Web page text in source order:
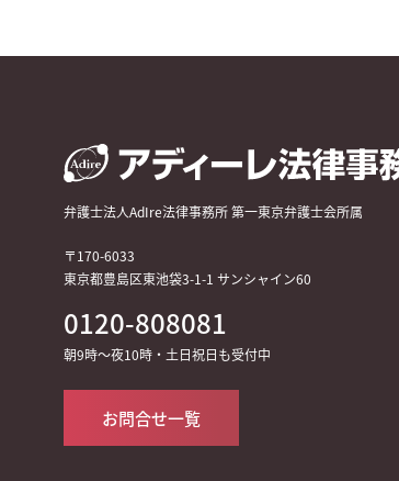
弁護士法人AdIre法律事務所 第一東京弁護士会所属
〒170-6033
東京都豊島区東池袋3-1-1 サンシャイン60
0120-808081
朝9時～夜10時・土日祝日も受付中
お問合せ一覧